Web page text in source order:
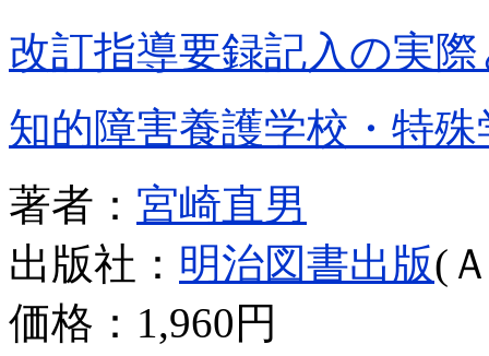
改訂指導要録記入の実
知的障害養護学校・特殊
著者： 宮崎直男
出版社： 明治図書出版(
価格： 1,960円